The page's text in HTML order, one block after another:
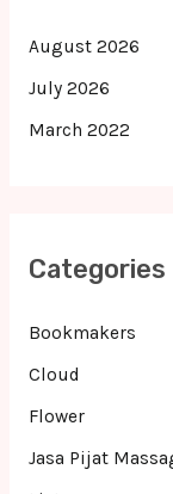
August 2026
July 2026
March 2022
Categories
Bookmakers
Cloud
Flower
Jasa Pijat